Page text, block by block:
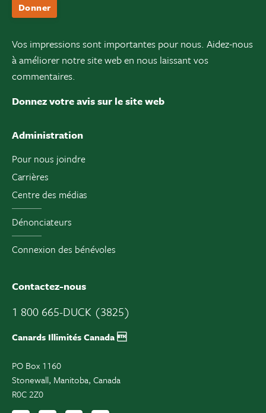
Donner
Vos impressions sont importantes pour nous. Aidez-nous
à améliorer notre site web en nous laissant vos
commentaires.
Donnez votre avis sur le site web
Administration
Pour nous joindre
Carrières
Centre des médias
Dénonciateurs
Connexion des bénévoles
Contactez-nous
1 800 665-DUCK (3825)
Canards Illimités Canada 
PO Box 1160
Stonewall, Manitoba, Canada
R0C 2Z0